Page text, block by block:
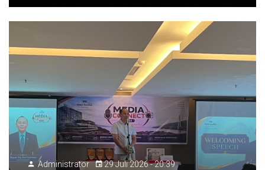
Administrator 29 Juli 2026 - 20:39